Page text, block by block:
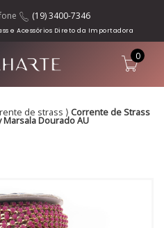
(19) 3400-7346
e Acessórios Direto da Importadora
0
de strass ⟩ Corrente de Strass
Marsala Dourado AU